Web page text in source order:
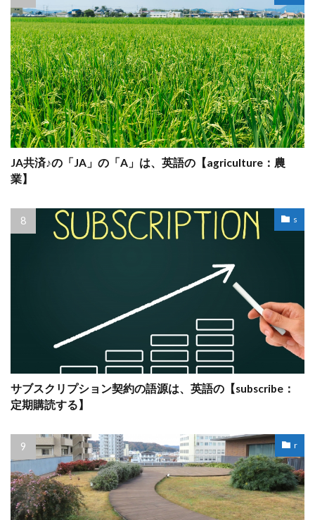
JA共済♪の「JA」の「A」は、英語の【agriculture：農
業】
s
サブスクリプション契約の語源は、英語の【subscribe：
定期購読する】
r